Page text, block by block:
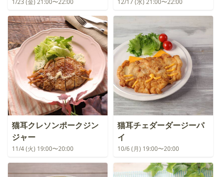
1/23 (金) 21:00〜22:00 12/17 (水) 21:00〜22:00
猫耳クレソンポークジン
ジャー
11/4 (火) 19:00〜20:00
猫耳チェダーダージーパ
イ
10/6 (月) 19:00〜20:00